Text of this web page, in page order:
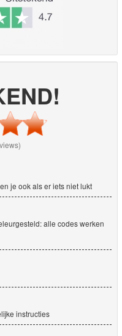
je ook als er iets niet lukt
alle codes werken
instructies